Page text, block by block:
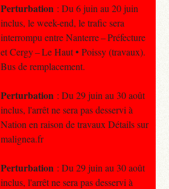
Perturbation : Du 6 juin au 20 juin
inclus, le week-end, le trafic sera
interrompu entre Nanterre – Préfecture
et Cergy – Le Haut • Poissy (travaux).
Bus de remplacement.
Perturbation : Du 29 juin au 30 août
inclus, l'arrêt ne sera pas desservi à
Nation en raison de travaux Détails sur
malignea.fr
Perturbation : Du 29 juin au 30 août
inclus, l'arrêt ne sera pas desservi à